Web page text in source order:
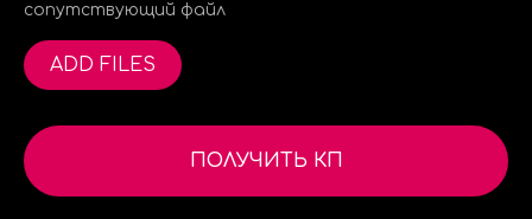
сопутствующий файл
ADD FILES
ПОЛУЧИТЬ КП